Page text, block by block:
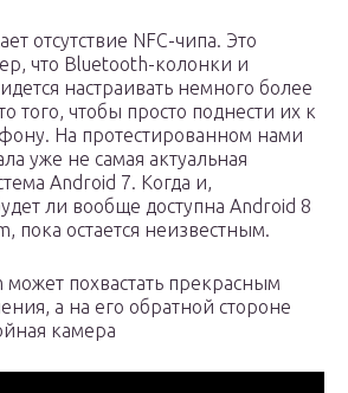
отсутствие NFC-чипа. Это
что Bluetooth-колонки и
настраивать немного более
того, чтобы просто поднести их к
На протестированном нами
уже не самая актуальная
Android 7. Когда и,
ли вообще доступна Android 8
пока остается неизвестным.
похвастать прекрасным
а на его обратной стороне
камера